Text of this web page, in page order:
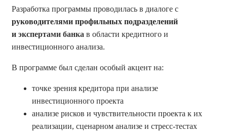
Разработка программы проводилась в диалоге с
руководителями профильных подразделений
и экспертами банка в области кредитного и
инвестиционного анализа.
В программе был сделан особый акцент на:
точке зрения кредитора при анализе
инвестиционного проекта
анализе рисков и чувствительности проекта к их
реализации, сценарном анализе и стресс-тестах